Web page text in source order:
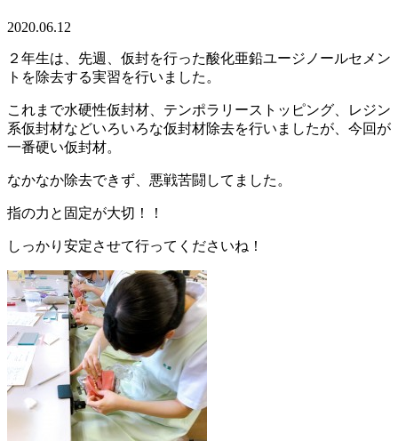
2020.06.12
２年生は、先週、仮封を行った酸化亜鉛ユージノールセメン
トを除去する実習を行いました。
これまで水硬性仮封材、テンポラリーストッピング、レジン
系仮封材などいろいろな仮封材除去を行いましたが、今回が
一番硬い仮封材。
なかなか除去できず、悪戦苦闘してました。
指の力と固定が大切！！
しっかり安定させて行ってくださいね！